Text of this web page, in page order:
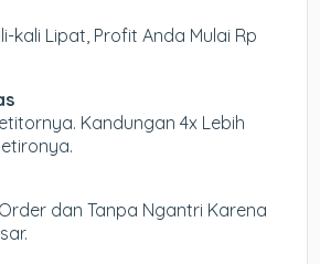
kali Lipat, Profit Anda Mulai Rp
Kandungan 4x Lebih
dan Tanpa Ngantri Karena